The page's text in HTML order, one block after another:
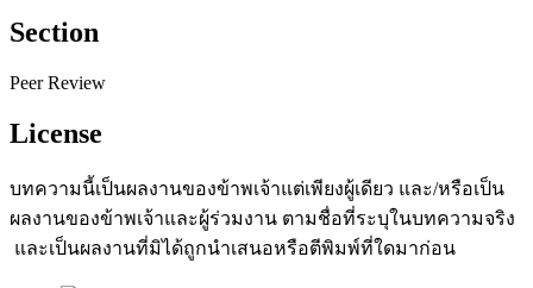
Section
Peer Review
License
บทความนี้เป็นผลงานของข้าพเจ้าแต่เพียงผู้เดียว และ/หรือเป็น
ผลงานของข้าพเจ้าและผู้ร่วมงาน ตามชื่อที่ระบุในบทความจริง
และเป็นผลงานที่มิได้ถูกนำเสนอหรือตีพิมพ์ที่ใดมาก่อน